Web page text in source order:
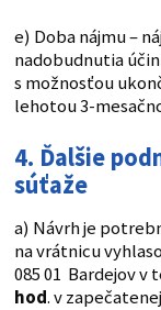
e) Doba nájmu –
nadobudnutia
s možnosťou
lehotou 3-
4. Ďalšie
súťaže
a) Návrh je
na vrátnicu
085 01 Bardejov v
hod. v